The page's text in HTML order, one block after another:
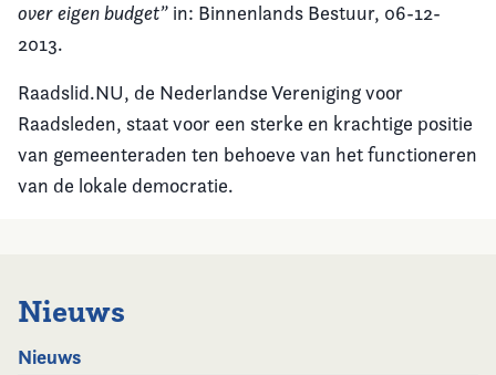
over eigen budget” in: Binnenlands Bestuur, 06-12-
2013.
Raadslid.NU, de Nederlandse Vereniging voor
Raadsleden, staat voor een sterke en krachtige positie
van gemeenteraden ten behoeve van het functioneren
van de lokale democratie.
Nieuws
Nieuws